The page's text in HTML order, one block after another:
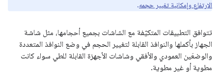
الارتفاع وإمكانية تغيير حجمه.
تتوافق التطبيقات المتكيّفة مع الشاشات بجميع أحجامها، مثل شاشة
الجهاز بأكملها والنوافذ القابلة لتغيير الحجم في وضع النوافذ المتعددة
والوضعَين العمودي والأفقي وشاشات الأجهزة القابلة للطي سواء كانت
مطوية أو غير مطوية.